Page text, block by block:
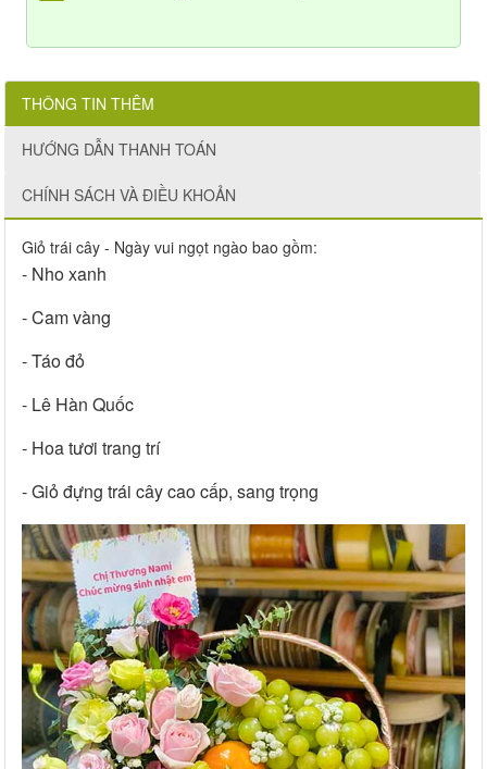
THÔNG TIN THÊM
HƯỚNG DẪN THANH TOÁN
CHÍNH SÁCH VÀ ĐIỀU KHOẢN
Giỏ trái cây - Ngày vui ngọt ngào bao gồm:
- Nho xanh
- Cam vàng
- Táo đỏ
- Lê Hàn Quốc
- Hoa tươi trang trí
- Giỏ đựng trái cây cao cấp, sang trọng